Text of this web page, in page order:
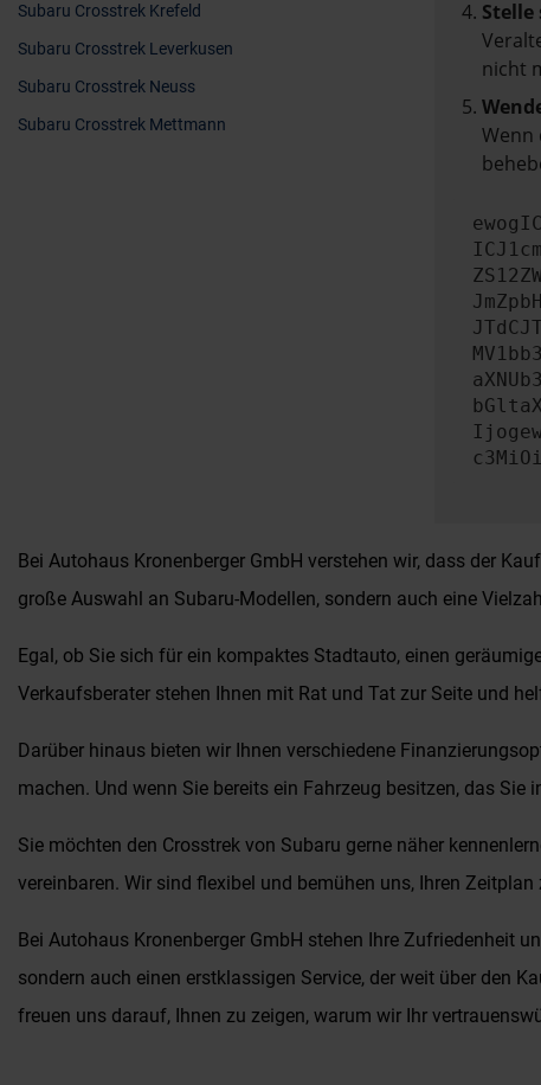
Subaru Crosstrek Krefeld
Subaru Crosstrek Leverkusen
Subaru Crosstrek Neuss
Subaru Crosstrek Mettmann
Stelle
nicht
Wenn
Bei Autohaus Kronenberger GmbH verstehen wir, dass der
große Auswahl an Subaru-Modellen, sondern auch eine
Egal, ob Sie sich für ein kompaktes Stadtauto, einen
Verkaufsberater stehen Ihnen mit Rat und Tat zur Seite und
Darüber hinaus bieten wir Ihnen verschiedene
machen. Und wenn Sie bereits ein Fahrzeug besitzen, das
Sie möchten den Crosstrek von Subaru gerne näher
vereinbaren. Wir sind flexibel und bemühen uns, Ihren
Bei Autohaus Kronenberger GmbH stehen Ihre Zufriedenheit
sondern auch einen erstklassigen Service, der weit über den
freuen uns darauf, Ihnen zu zeigen, warum wir Ihr